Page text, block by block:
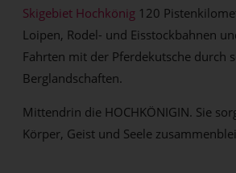
Skigebiet Hochkönig 120
Loipen, Rodel- und Eisstockbahnen
Fahrten mit der Pferdekutsche durch
Berglandschaften.
Mittendrin die HOCHKÖNIGIN. Sie
Körper, Geist und Seele